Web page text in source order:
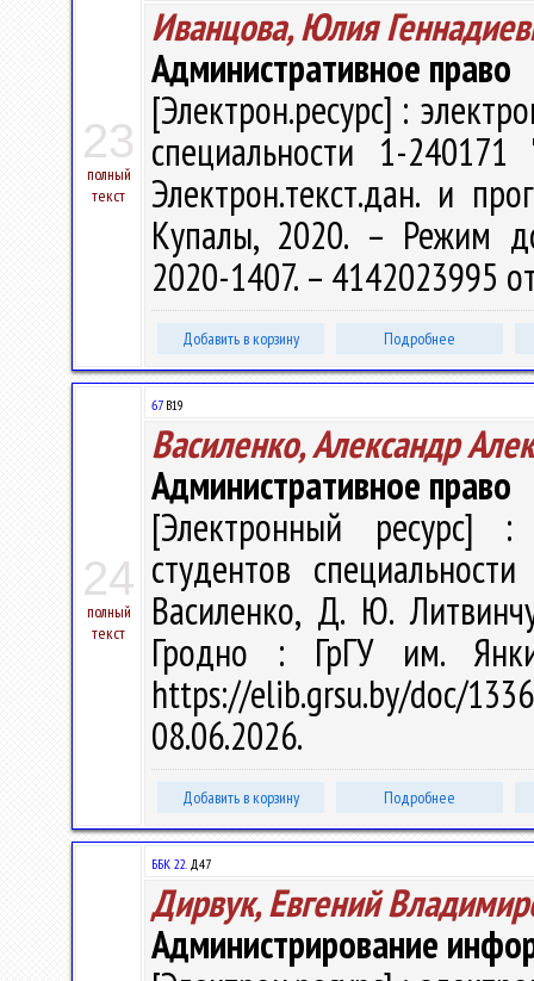
23
полный
текст
Иванцова, Юлия
Административное право
[Электрон.ресурс] :
специальности 1-
Электрон.текст.дан. и
Купалы, 2020. – Режим
2020-1407. – 4142023995
Добавить в корзину Подробнее
24
полный
текст
67В19
Василенко, Александр
Административное право
[Электронный ресурс] :
студентов
Василенко, Д. Ю.
Гродно : ГрГУ им.
https://elib.grsu.by/doc/
08.06.2026.
Добавить в корзину Подробнее
ББК 22.Д47
Дирвук, Евгений
Администрирование